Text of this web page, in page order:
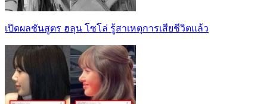
เปิดผลชันสูตร ฮลุน โซโล่ รู้สาเหตุการเสียชีวิตเเล้ว